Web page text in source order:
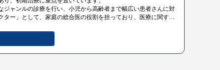
ジャンルの診療を行い、小児から高齢者まで幅広い患者さんに対
ター」として、家庭の総合医の役割を担っており、医療に関する
患者さんに寄り添った診療を提供しています。